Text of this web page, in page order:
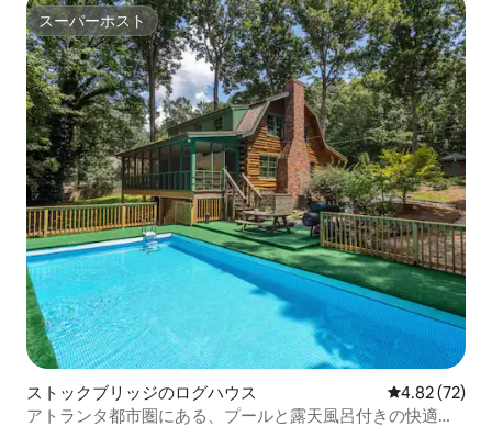
スーパーホスト
スーパーホスト
ストックブリッジのログハウス レビュー72
4.82 (72)
アトランタ都市圏にある、プールと露天風呂付きの快適な4